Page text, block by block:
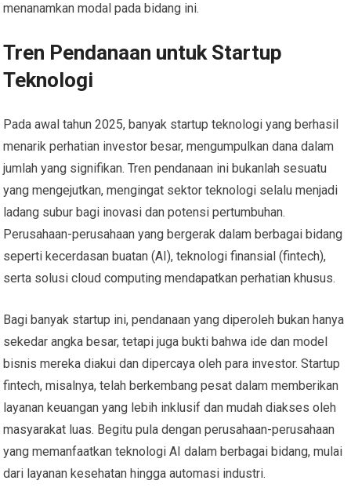
menanamkan modal pada bidang ini.
Tren Pendanaan untuk Startup
Teknologi
Pada awal tahun 2025, banyak startup teknologi yang berhasil
menarik perhatian investor besar, mengumpulkan dana dalam
jumlah yang signifikan. Tren pendanaan ini bukanlah sesuatu
yang mengejutkan, mengingat sektor teknologi selalu menjadi
ladang subur bagi inovasi dan potensi pertumbuhan.
Perusahaan-perusahaan yang bergerak dalam berbagai bidang
seperti kecerdasan buatan (AI), teknologi finansial (fintech),
serta solusi cloud computing mendapatkan perhatian khusus.
Bagi banyak startup ini, pendanaan yang diperoleh bukan hanya
sekedar angka besar, tetapi juga bukti bahwa ide dan model
bisnis mereka diakui dan dipercaya oleh para investor. Startup
fintech, misalnya, telah berkembang pesat dalam memberikan
layanan keuangan yang lebih inklusif dan mudah diakses oleh
masyarakat luas. Begitu pula dengan perusahaan-perusahaan
yang memanfaatkan teknologi AI dalam berbagai bidang, mulai
dari layanan kesehatan hingga automasi industri.